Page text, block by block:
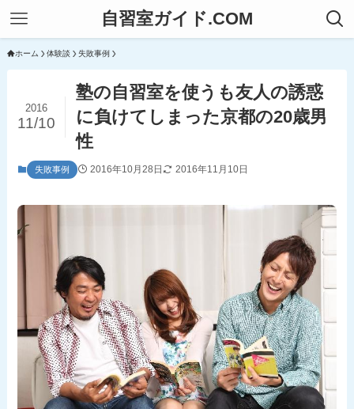
自習室ガイド.COM
ホーム 体験談 失敗事例
塾の自習室を使うも友人の誘惑
に負けてしまった京都の20歳男
性
2016
11/10
失敗事例 2016年10月28日 2016年11月10日